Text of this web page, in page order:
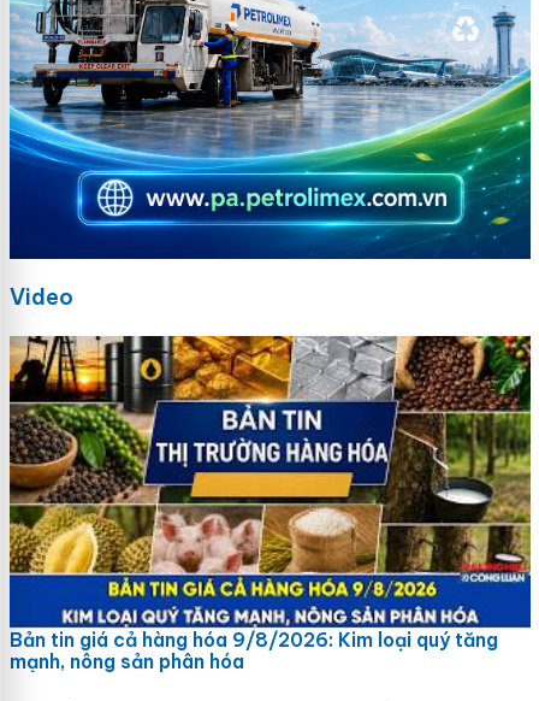
Video
Bản tin giá cả hàng hóa 9/8/2026: Kim loại quý tăng
mạnh, nông sản phân hóa